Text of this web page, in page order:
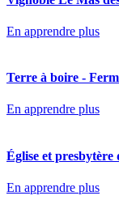
En apprendre plus
Terre à boire -
En apprendre plus
Église et presbytère
En apprendre plus